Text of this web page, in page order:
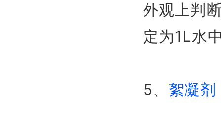
外观上判
定为1L水
5、 絮凝剂